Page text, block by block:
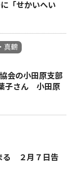
「せかいへい
真鶴
会の小田原支部
子さん 小田原
る ２月７日告